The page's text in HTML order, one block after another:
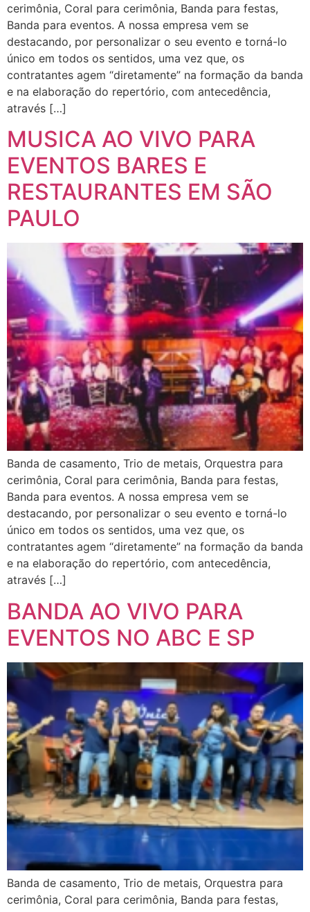
cerimônia, Coral para cerimônia, Banda para festas,
Banda para eventos. A nossa empresa vem se
destacando, por personalizar o seu evento e torná-lo
único em todos os sentidos, uma vez que, os
contratantes agem “diretamente” na formação da banda
e na elaboração do repertório, com antecedência,
através […]
MUSICA AO VIVO PARA
EVENTOS BARES E
RESTAURANTES EM SÃO
PAULO
Banda de casamento, Trio de metais, Orquestra para
cerimônia, Coral para cerimônia, Banda para festas,
Banda para eventos. A nossa empresa vem se
destacando, por personalizar o seu evento e torná-lo
único em todos os sentidos, uma vez que, os
contratantes agem “diretamente” na formação da banda
e na elaboração do repertório, com antecedência,
através […]
BANDA AO VIVO PARA
EVENTOS NO ABC E SP
Banda de casamento, Trio de metais, Orquestra para
cerimônia, Coral para cerimônia, Banda para festas,